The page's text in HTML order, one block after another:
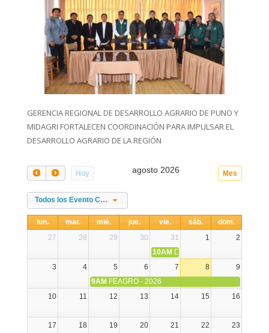
GERENCIA REGIONAL DE DESARROLLO AGRARIO DE PUNO Y
MIDAGRI FORTALECEN COORDINACIÓN PARA IMPULSAR EL
DESARROLLO AGRARIO DE LA REGIÓN
Hoy Mes
agosto 2026
Todos los Evento Categories
lun. mar. mié. jue. vie. sáb.
dom.
27
28 29 30 31 1
2
10AM DIA NACIONAL DE LA
3
4 5 6 7 8
9
9AM FEAGRO - 2026
10
11 12 13 14 15 16
17 18 19 20 21 22 23